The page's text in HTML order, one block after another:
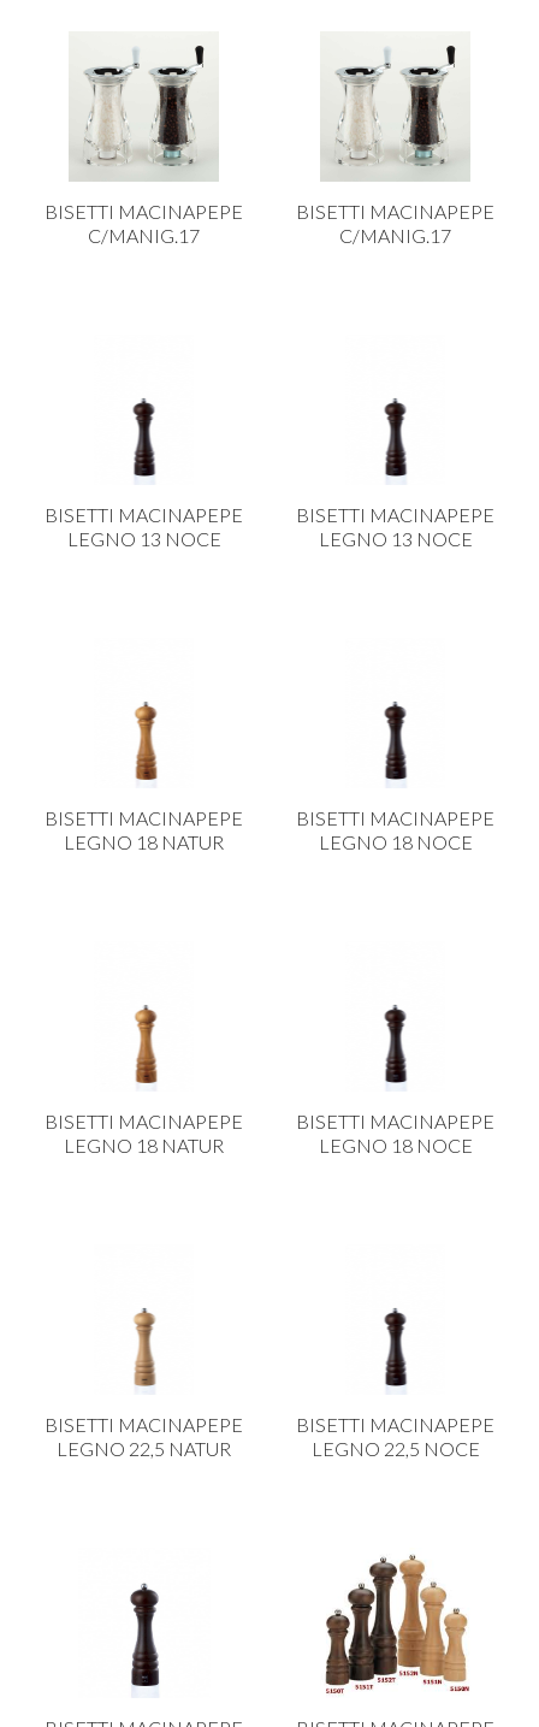
PASTICCERIA
PICCOLI ELETTRODOMESTICI
PLASTICA IN CUCINA
PORCELLANA
PULIZIA E IGIENE
TUTTO PER L'OLIO
UTENSILI IN CUCINA
BISETTI MACINAPEPE
C/MANIG.17
BISETTI MACINAPEPE
C/MANIG.17
BISETTI MACINAPEPE
LEGNO 13 NOCE
BISETTI MACINAPEPE
LEGNO 13 NOCE
BISETTI MACINAPEPE
LEGNO 18 NATUR
BISETTI MACINAPEPE
LEGNO 18 NOCE
BISETTI MACINAPEPE
LEGNO 18 NATUR
BISETTI MACINAPEPE
LEGNO 18 NOCE
BISETTI MACINAPEPE
LEGNO 22,5 NATUR
BISETTI MACINAPEPE
LEGNO 22,5 NOCE